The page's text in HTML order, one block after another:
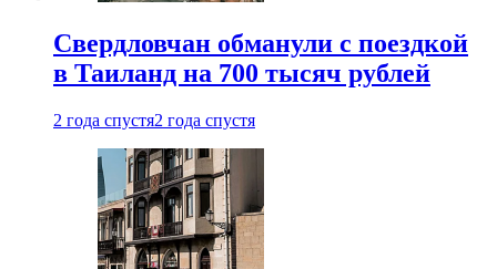
Свердловчан обманули с поездкой
в Таиланд на 700 тысяч рублей
2 года спустя2 года спустя